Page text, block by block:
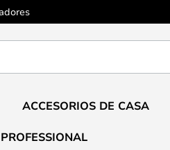
ACCESORIOS DE CASA
PROFESSIONAL